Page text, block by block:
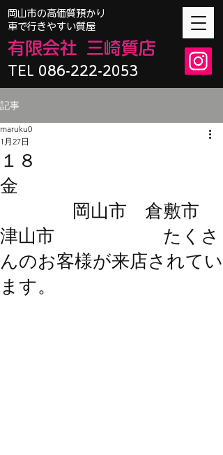
TEL 086-222-2053
​岡山市の高価質預かり
車で行きやすい質屋
有限会社 三崎質店
記事
１８
金
岡山市 倉敷市
津山市 たくさ
んのお客様が来店されてい
ます。
maruku0
1月27日